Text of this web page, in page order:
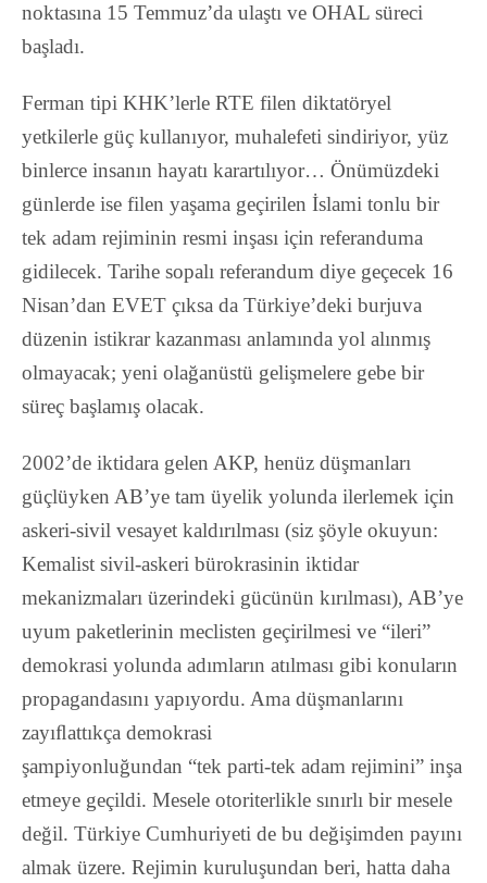
noktasına 15 Temmuz’da ulaştı ve OHAL süreci
başladı.
Ferman tipi KHK’lerle RTE filen diktatöryel
yetkilerle güç kullanıyor, muhalefeti sindiriyor, yüz
binlerce insanın hayatı karartılıyor… Önümüzdeki
günlerde ise filen yaşama geçirilen İslami tonlu bir
tek adam rejiminin resmi inşası için referanduma
gidilecek. Tarihe sopalı referandum diye geçecek 16
Nisan’dan EVET çıksa da Türkiye’deki burjuva
düzenin istikrar kazanması anlamında yol alınmış
olmayacak; yeni olağanüstü gelişmelere gebe bir
süreç başlamış olacak.
2002’de iktidara gelen AKP, henüz düşmanları
güçlüyken AB’ye tam üyelik yolunda ilerlemek için
askeri-sivil vesayet kaldırılması (siz şöyle okuyun:
Kemalist sivil-askeri bürokrasinin iktidar
mekanizmaları üzerindeki gücünün kırılması), AB’ye
uyum paketlerinin meclisten geçirilmesi ve “ileri”
demokrasi yolunda adımların atılması gibi konuların
propagandasını yapıyordu. Ama düşmanlarını
zayıﬂattıkça demokrasi
şampiyonluğundan “tek parti-tek adam rejimini” inşa
etmeye geçildi. Mesele otoriterlikle sınırlı bir mesele
değil. Türkiye Cumhuriyeti de bu değişimden payını
almak üzere. Rejimin kuruluşundan beri, hatta daha